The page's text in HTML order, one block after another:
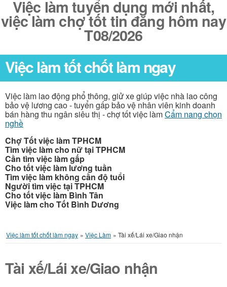
Việc làm tuyển dụng mới nhất,
việc làm chợ tốt tin đăng hôm nay
T08/2026
Việc làm tốt chốt làm ngay
Việc làm lao động phổ thông, giử xe giúp việc nhà lao công
bảo vệ lương cao - tuyển gấp bảo vệ nhân viên kinh doanh
bán hàng thu ngân siêu thị - chợ tốt việc làmCẩm nang chọn
nghề
Chợ Tốt việc làm TPHCM
Tìm việc làm cho nữ tại TPHCM
Cần tìm việc làm gấp
Cho tốt việc làm lương tuần
Tìm việc làm không cần độ tuổi
Người tìm việc tại TPHCM
Cho tốt việc làm Bình Tân
Việc làm cho Tốt Bình Dương
Việc làm tốt chốt làm ngay » Việc Làm » Tài xế/Lái xe/Giao nhận
Tài xế/Lái xe/Giao nhận